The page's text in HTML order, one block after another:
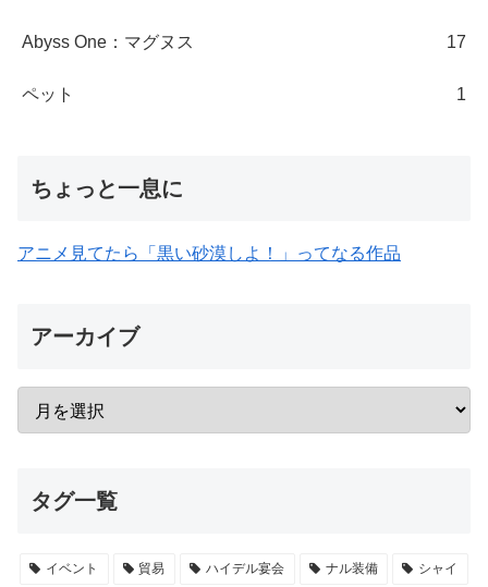
Abyss One：マグヌス 17
ペット 1
ちょっと一息に
アニメ見てたら「黒い砂漠しよ！」ってなる作品
アーカイブ
タグ一覧
イベント 貿易 ハイデル宴会 ナル装備 シャイ